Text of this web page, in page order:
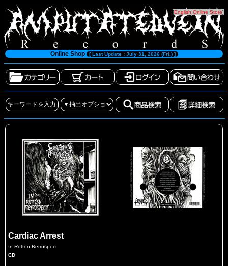
[English Online Store]
Online Shop [ Last Update : July 31, 2026 (Fri.) ]
Cardiac Arrest
In Rotten Retrospect
CD